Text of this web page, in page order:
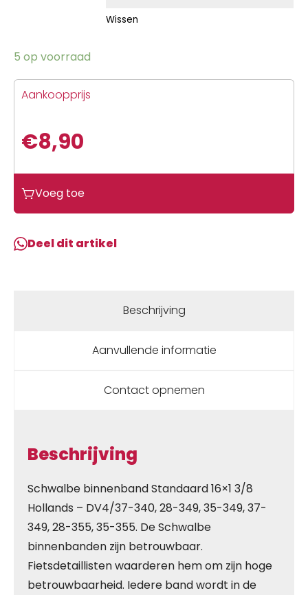
Wissen
5 op voorraad
Aankoopprijs
€8,90
Voeg toe
Deel dit artikel
Beschrijving
Aanvullende informatie
Contact opnemen
Beschrijving
Schwalbe binnenband Standaard 16×1 3/8
Hollands – DV4/37-340, 28-349, 35-349, 37-
349, 28-355, 35-355. De Schwalbe
binnenbanden zijn betrouwbaar.
Fietsdetaillisten waarderen hem om zijn hoge
betrouwbaarheid. Iedere band wordt in de